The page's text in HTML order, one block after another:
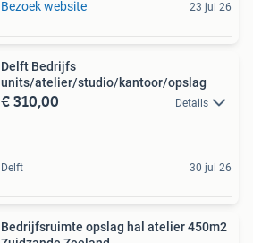
Bezoek website 23 jul 26
Delft Bedrijfs
units/atelier/studio/kantoor/opslag
€ 310,00 Details
Delft 30 jul 26
Bedrijfsruimte opslag hal atelier 450m2